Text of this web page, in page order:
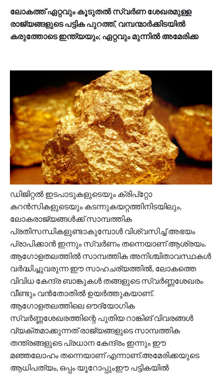
ലോകത്ത് ഏറ്റവും കൂടുതൽ സ്വർണ ശേഖരമുള്ള
രാജ്യങ്ങളുടെ പട്ടിക പുറത്ത്, വമ്പന്മാർക്കിടയിൽ
കരുത്തോടെ ഇന്ത്യയും; ഏറ്റവും മുന്നിൽ അമേരിക്ക
ഡിജിറ്റല്‍ ഇടപാടുകളുടെയും ക്രിപ്‌റ്റോ
കറന്‍സികളുടെയും കടന്നുകയറ്റത്തിനിടയിലും,
ലോകരാജ്യങ്ങള്‍ക്ക് സാമ്പത്തിക
പ്രതിസന്ധികളുണ്ടാകുമ്പോള്‍ വിശ്വസിച്ച് അഭയം
പ്രാപിക്കാന്‍ ഇന്നും സ്വര്‍ണം തന്നെയാണ് ആശ്രയം.
ആഗോളതലത്തില്‍ സാമ്പത്തിക അനിശ്ചിതാവസ്ഥകള്‍
വര്‍ദ്ധിച്ചുവരുന്ന ഈ സാഹചര്യത്തില്‍, ലോകത്തെ
വിവിധ കേന്ദ്ര ബാങ്കുകള്‍ തങ്ങളുടെ സ്വര്‍ണ്ണശേഖരം
വീണ്ടും വന്‍തോതില്‍ ഉയര്‍ത്തുകയാണ്.
ആഗോളതലത്തിലെ ഔദ്യോഗിക
സ്വര്‍ണ്ണശേഖരത്തിന്റെ പുതിയ റാങ്കിങ് വിവരങ്ങള്‍
വ്യക്തമാക്കുന്നത് രാജ്യങ്ങളുടെ സാമ്പത്തിക
തന്ത്രങ്ങളുടെ പ്രധാന കേന്ദ്രം ഇന്നും ഈ
മഞ്ഞലോഹം തന്നെയാണ് എന്നാണ്.അമേരിക്കയുടെ
ആധിപത്യം, ഒപ്പം യൂറോപ്പുംഈ പട്ടികയില്‍